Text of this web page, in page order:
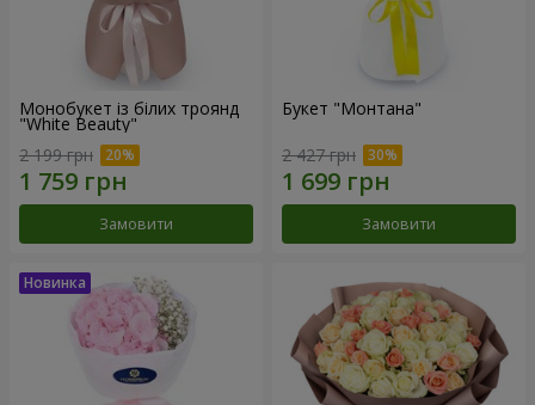
Монобукет із білих троянд
"White Beauty"
2 199 грн
Замовити
Букет "Монтана"
2 427 грн
Замовити